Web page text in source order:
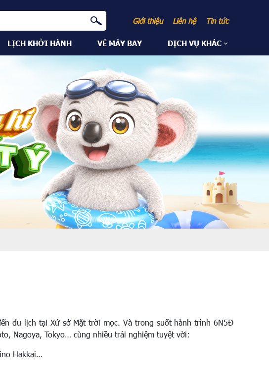
Giới thiệu Liên hệ Tin tức
LỊCH KHỞI HÀNH VÉ MÁY BAY DỊCH VỤ KHÁC
du lịch tại Xứ sở Mặt trời mọc. Và trong suốt hành trình 6N5Đ
Nagoya, Tokyo… cùng nhiều trải nghiệm tuyệt vời:
Hakkai…